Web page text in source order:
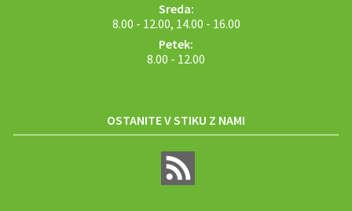
Sreda:
8.00 - 12.00, 14.00 - 16.00
Petek:
8.00 - 12.00
OSTANITE V STIKU Z NAMI